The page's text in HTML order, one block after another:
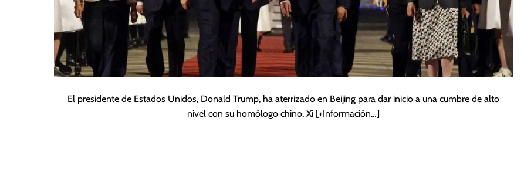
El presidente de Estados Unidos, Donald Trump, ha aterrizado en Beijing para dar inicio a una cumbre de alto
nivel con su homólogo chino, Xi [+Información…]